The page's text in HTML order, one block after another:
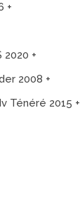
+
2020 +
2008 +
Ténéré 2015 +